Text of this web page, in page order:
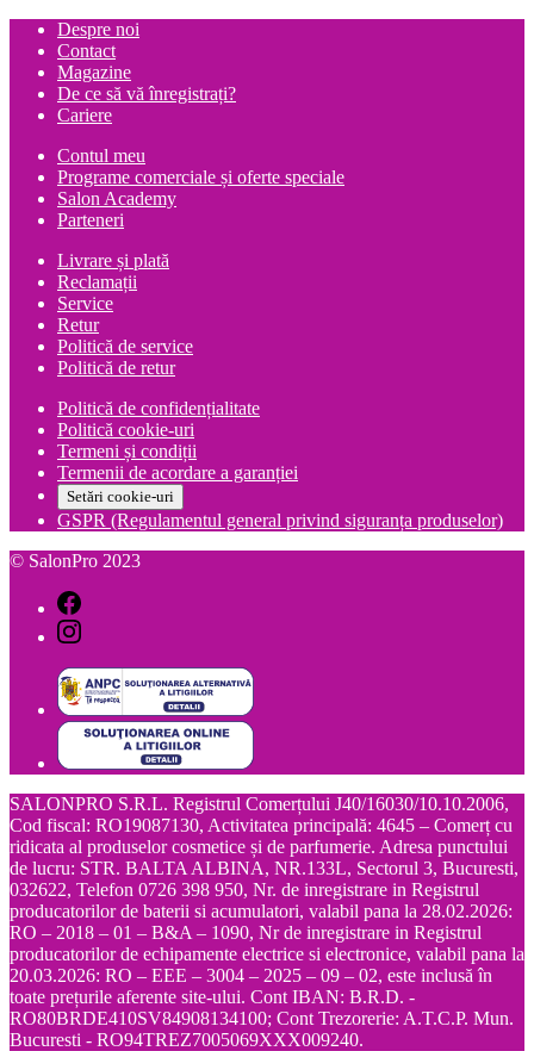
Despre noi
Contact
Magazine
De ce să vă înregistrați?
Cariere
Contul meu
Programe comerciale și oferte speciale
Salon Academy
Parteneri
Livrare și plată
Reclamații
Service
Retur
Politică de service
Politică de retur
Politică de confidențialitate
Politică cookie-uri
Termeni și condiții
Termenii de acordare a garanției
Setări cookie-uri
GSPR (Regulamentul general privind siguranța produselor)
© SalonPro 2023
SALONPRO S.R.L. Registrul Comerțului J40/16030/10.10.2006,
Cod fiscal: RO19087130, Activitatea principală: 4645 – Comerț cu
ridicata al produselor cosmetice și de parfumerie. Adresa punctului
de lucru: STR. BALTA ALBINA, NR.133L, Sectorul 3, Bucuresti,
032622, Telefon 0726 398 950, Nr. de inregistrare in Registrul
producatorilor de baterii si acumulatori, valabil pana la 28.02.2026:
RO – 2018 – 01 – B&A – 1090, Nr de inregistrare in Registrul
producatorilor de echipamente electrice si electronice, valabil pana la
20.03.2026: RO – EEE – 3004 – 2025 – 09 – 02, este inclusă în
toate prețurile aferente site-ului. Cont IBAN: B.R.D. -
RO80BRDE410SV84908134100; Cont Trezorerie: A.T.C.P. Mun.
Bucuresti - RO94TREZ7005069XXX009240.